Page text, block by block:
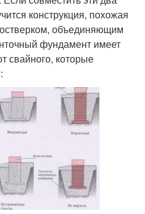
конструкция, похожая
объединяющим
фундамент имеет
свайного, которые